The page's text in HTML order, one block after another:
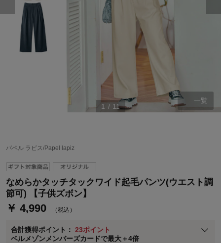
1 / 11
一覧
パペル ラピス/Papel lapiz
なめらかタッチタックワイド起毛パンツ(ウエスト調
節可) 【子供ズボン】
￥ 4,990 （税込）
合計獲得ポイント： 23ポイント
ベルメゾンメンバーズカードで最大＋4倍
通常商品送料無料 返品引取無料（JCBのみ）
即時入会なら更に500円OFFクーポンプレゼント
※メンバーズカードの加算ポイントはステージ倍率適用前の基本ポイント
に対して適用されます。